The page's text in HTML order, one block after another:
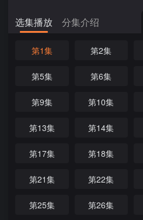
选集播放 分集介绍
第1集 第2集
第5集 第6集
第9集 第10集
第13集 第14集
第17集 第18集
第21集 第22集
第25集 第26集